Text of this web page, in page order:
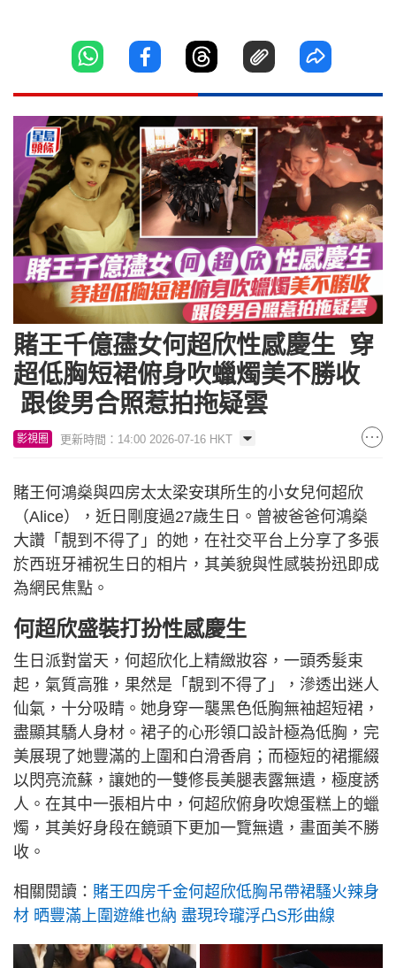
賭王千億孻女何超欣性感慶生 穿
超低胸短裙俯身吹蠟燭美不勝收
跟俊男合照惹拍拖疑雲
影視圈 更新時間：14:00 2026-07-16 HKT
賭王何鴻燊與四房太太梁安琪所生的小女兒何超欣
（Alice），近日剛度過27歲生日。曾被爸爸何鴻燊
大讚「靚到不得了」的她，在社交平台上分享了多張
於西班牙補祝生日的相片，其美貌與性感裝扮迅即成
為網民焦點。
何超欣盛裝打扮性感慶生
生日派對當天，何超欣化上精緻妝容，一頭秀髮束
起，氣質高雅，果然是「靚到不得了」，滲透出迷人
仙氣，十分吸睛。她身穿一襲黑色低胸無袖超短裙，
盡顯其驕人身材。裙子的心形領口設計極為低胸，完
美展現了她豐滿的上圍和白滑香肩；而極短的裙擺綴
以閃亮流蘇，讓她的一雙修長美腿表露無遺，極度誘
人。在其中一張相片中，何超欣俯身吹熄蛋糕上的蠟
燭，其美好身段在鏡頭下更加一覽無遺，畫面美不勝
收。
相關閱讀： 賭王四房千金何超欣低胸吊帶裙騷火辣身
材 晒豐滿上圍遊維也納 盡現玲瓏浮凸S形曲線